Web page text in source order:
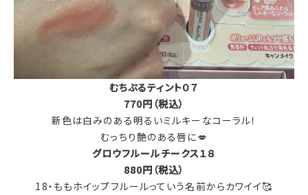
むちぷるティント０７
770円（税込）
新色は白みのある明るいミルキーなコーラル！
むっちり艶のある唇に💋
グロウフルールチークス１８
880円（税込）
18・ももホイップフルールっていう名前からカワイイ🥰